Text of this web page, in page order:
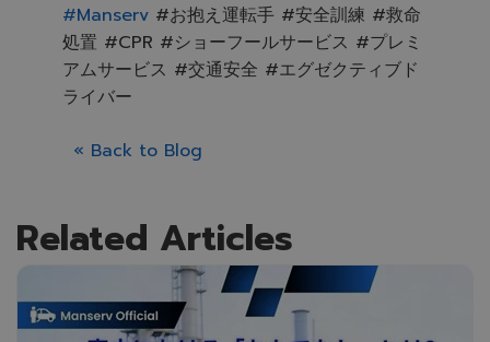
#Manserv#お抱え運転手 #安全訓練 #救命
処置 #CPR #ショーフールサービス #プレミ
アムサービス #交通安全 #エグゼクティブド
ライバー
« Back to Blog
Related Articles